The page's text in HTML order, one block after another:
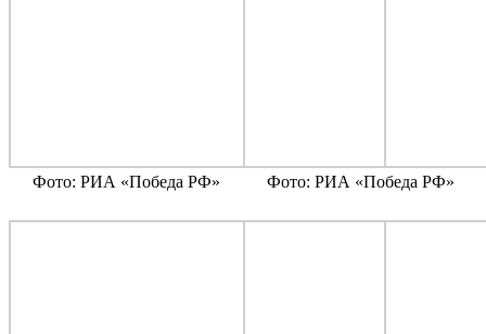
Фото: РИА «Победа РФ» Фото: РИА «Победа РФ»